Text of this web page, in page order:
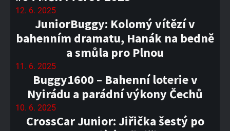
12. 6. 2025
JuniorBuggy: Kolomý vítězí v
bahenním dramatu, Hanák na bedně
a smůla pro Plnou
11. 6. 2025
Buggy1600 – Bahenní loterie v
Nyirádu a parádní výkony Čechů
10. 6. 2025
CrossCar Junior: Jiřička šestý po